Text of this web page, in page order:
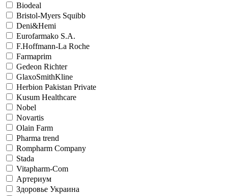
Biodeal
Bristol-Myers Squibb
Deni&Hemi
Eurofarmako S.A.
F.Hoffmann-La Roche
Farmaprim
Gedeon Richter
GlaxoSmithKline
Herbion Pakistan Private
Kusum Healthcare
Nobel
Novartis
Olain Farm
Pharma trend
Rompharm Company
Stada
Vitapharm-Com
Артериум
Здоровье Украина